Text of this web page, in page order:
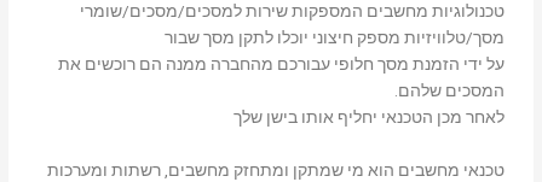
טכנולוגיות מחשבים המספקות שירות למסכים/מסכים/שומרי
מסך/טלוויזיות מספק חיצוני יוכלו לתקן מסך שבור
על ידי הזמנת מסך חלופי עבורכם מהחברה ממנה הם רוכשים את
המסכים שלהם.
לאחר מכן הטכנאי יחליף אותו בישן שלך
טכנאי מחשבים הוא מי שמתקן ומתחזק מחשבים, רשתות ומערכות